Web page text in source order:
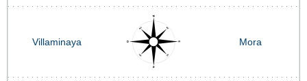
Villaminaya Mora